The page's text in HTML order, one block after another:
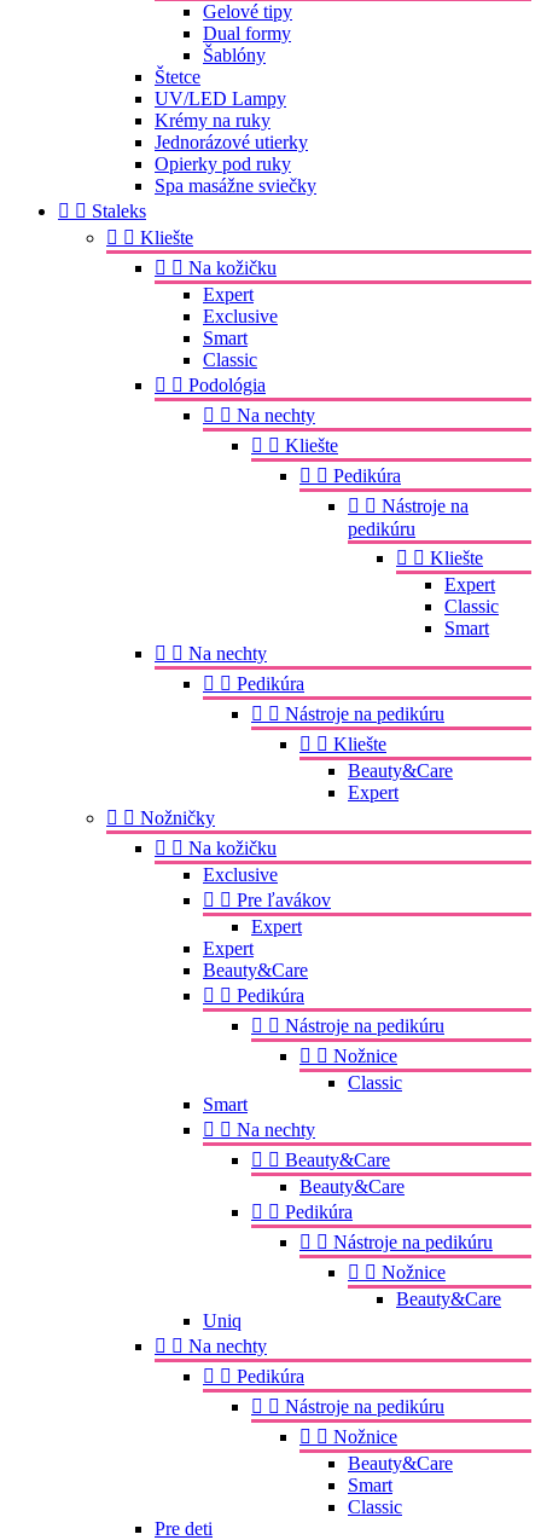
Gelové tipy
Dual formy
Šablóny
Štetce
UV/LED Lampy
Krémy na ruky
Jednorázové utierky
Opierky pod ruky
Spa masážne sviečky
  Staleks
  Kliešte
  Na kožičku
Expert
Exclusive
Smart
Classic
  Podológia
  Na nechty
  Kliešte
  Pedikúra
  Nástroje na
pedikúru
  Kliešte
Expert
Classic
Smart
  Na nechty
  Pedikúra
  Nástroje na pedikúru
  Kliešte
Beauty&Care
Expert
  Nožničky
  Na kožičku
Exclusive
  Pre ľavákov
Expert
Expert
Beauty&Care
  Pedikúra
  Nástroje na pedikúru
  Nožnice
Classic
Smart
  Na nechty
  Beauty&Care
Beauty&Care
  Pedikúra
  Nástroje na pedikúru
  Nožnice
Beauty&Care
Uniq
  Na nechty
  Pedikúra
  Nástroje na pedikúru
  Nožnice
Beauty&Care
Smart
Classic
Pre deti